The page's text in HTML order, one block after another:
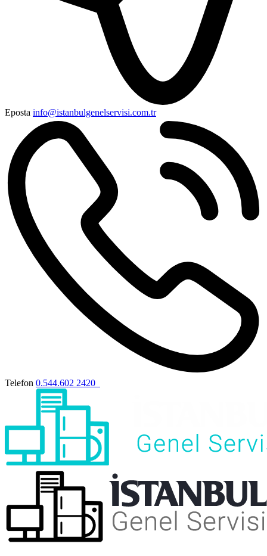
Eposta info@istanbulgenelservisi.com.tr
Telefon 0.544.602 2420